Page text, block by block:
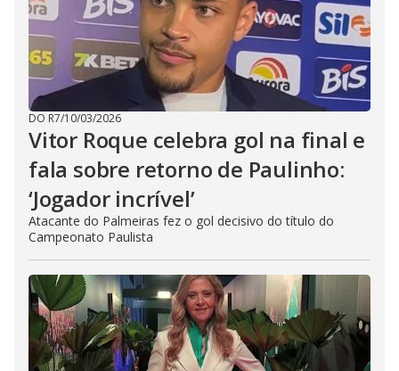
DO R7/10/03/2026
Vitor Roque celebra gol na final e
fala sobre retorno de Paulinho:
‘Jogador incrível’
Atacante do Palmeiras fez o gol decisivo do título do
Campeonato Paulista